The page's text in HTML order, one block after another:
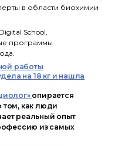
в области биохимии
School,
программы
работы
на 18 кг и нашла
опирается
том, как люди
реальный опыт
из самых